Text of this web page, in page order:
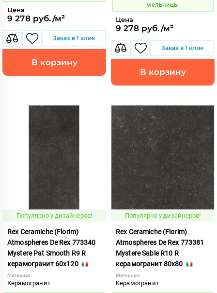
Цена
9 278 руб./м²
Заказ в 1 клик
В корзину
мельницы
Цена
9 278 руб./м²
Заказ в 1 клик
В корзину
Популярно у дизайнеров!
Rex Ceramiche (Florim)
Atmospheres De Rex 773340
Mystere Pat Smooth R9 R
керамогранит 60x120
Материал:
Керамогранит
Популярно у дизайнеров!
Rex Ceramiche (Florim)
Atmospheres De Rex 773381
Mystere Sable R10 R
керамогранит 80x80
Материал:
Керамогранит